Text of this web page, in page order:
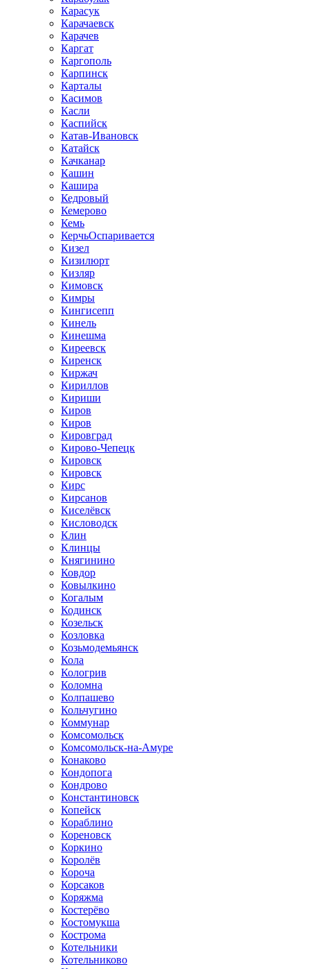
Карасук
Карачаевск
Карачев
Каргат
Каргополь
Карпинск
Карталы
Касимов
Касли
Каспийск
Катав-Ивановск
Катайск
Качканар
Кашин
Кашира
Кедровый
Кемерово
Кемь
КерчьОспаривается
Кизел
Кизилюрт
Кизляр
Кимовск
Кимры
Кингисепп
Кинель
Кинешма
Киреевск
Киренск
Киржач
Кириллов
Кириши
Киров
Киров
Кировград
Кирово-Чепецк
Кировск
Кировск
Кирс
Кирсанов
Киселёвск
Кисловодск
Клин
Клинцы
Княгинино
Ковдор
Ковылкино
Когалым
Кодинск
Козельск
Козловка
Козьмодемьянск
Кола
Кологрив
Коломна
Колпашево
Кольчугино
Коммунар
Комсомольск
Комсомольск-на-Амуре
Конаково
Кондопога
Кондрово
Константиновск
Копейск
Кораблино
Кореновск
Коркино
Королёв
Короча
Корсаков
Коряжма
Костерёво
Костомукша
Кострома
Котельники
Котельниково